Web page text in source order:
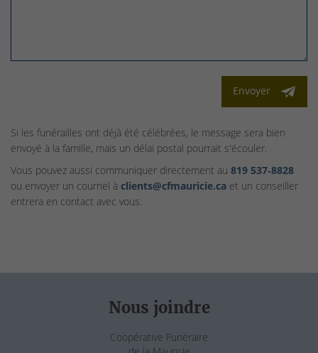
Envoyer
Si les funérailles ont déjà été célébrées, le message sera bien
envoyé à la famille, mais un délai postal pourrait s'écouler.
Vous pouvez aussi communiquer directement au 819 537‑8828
ou envoyer un courriel à clients@cfmauricie.ca et un conseiller
entrera en contact avec vous.
Nous joindre
Coopérative Funéraire